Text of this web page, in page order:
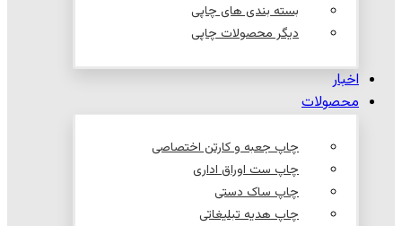
بسته بندی های چاپی
دیگر محصولات چاپی
اخبار
محصولات
چاپ جعبه و کارتن اختصاصی
چاپ ست اوراق اداری
چاپ ساک دستی
چاپ هدیه تبلیغاتی